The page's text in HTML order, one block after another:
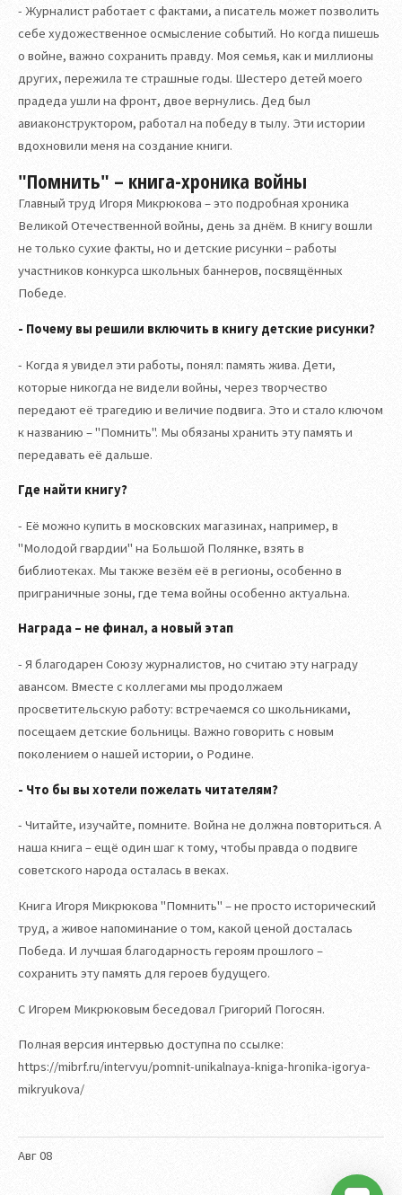
Авг08
- Журналист работает с фактами, а писатель может позволить
себе художественное осмысление событий. Но когда пишешь
о войне, важно сохранить правду. Моя семья, как и миллионы
других, пережила те страшные годы. Шестеро детей моего
прадеда ушли на фронт, двое вернулись. Дед был
авиаконструктором, работал на победу в тылу. Эти истории
вдохновили меня на создание книги.
"Помнить" – книга-хроника войны
Главный труд Игоря Микрюкова – это подробная хроника
Великой Отечественной войны, день за днём. В книгу вошли
не только сухие факты, но и детские рисунки – работы
участников конкурса школьных баннеров, посвящённых
Победе.
- Почему вы решили включить в книгу детские рисунки?
- Когда я увидел эти работы, понял: память жива. Дети,
которые никогда не видели войны, через творчество
передают её трагедию и величие подвига. Это и стало ключом
к названию – "Помнить". Мы обязаны хранить эту память и
передавать её дальше.
Где найти книгу?
- Её можно купить в московских магазинах, например, в
"Молодой гвардии" на Большой Полянке, взять в
библиотеках. Мы также везём её в регионы, особенно в
приграничные зоны, где тема войны особенно актуальна.
Награда – не финал, а новый этап
- Я благодарен Союзу журналистов, но считаю эту награду
авансом. Вместе с коллегами мы продолжаем
просветительскую работу: встречаемся со школьниками,
посещаем детские больницы. Важно говорить с новым
поколением о нашей истории, о Родине.
- Что бы вы хотели пожелать читателям?
- Читайте, изучайте, помните. Война не должна повториться. А
наша книга – ещё один шаг к тому, чтобы правда о подвиге
советского народа осталась в веках.
Книга Игоря Микрюкова "Помнить" – не просто исторический
труд, а живое напоминание о том, какой ценой досталась
Победа. И лучшая благодарность героям прошлого –
сохранить эту память для героев будущего.
С Игорем Микрюковым беседовал Григорий Погосян.
Полная версия интервью доступна по ссылке:
https://mibrf.ru/intervyu/pomnit-unikalnaya-kniga-hronika-igorya-
mikryukova/